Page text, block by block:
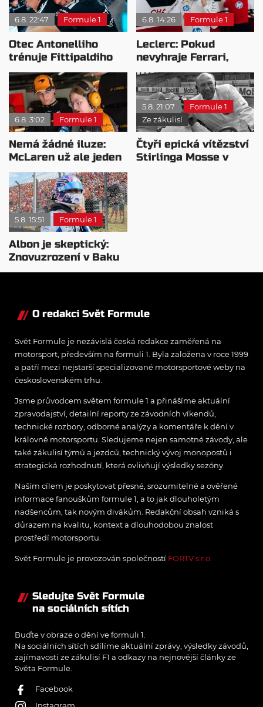
6.8. 22:47 Formule 1
Otec Antonelliho
trénuje Fittipaldiho
syna: Brazilec
vychvaluje lídra
6.8. 14:26 Formule 1
Leclerc: Pokud
nevyhraje Ferrari,
přeji titul
Antonellimu
6.8. 3:02 Formule 1
Nemá žádné iluze:
McLaren už ale jeden
návrat ze dna dokázal
5.8. 21:07
Formule 1
Ze zákulisí
Čtyři epická vítězství
Stirlinga Mosse v
5.8. 15:51 Formule 1
Albon je skeptický:
Znovuzrození v Baku
nepovažuje za reálne
O redakci Svět Formule
Svět Formule je nezávislá česká redakce zaměřená na
motorsport, především na formuli 1. Byla založena v roce 1999
a patří mezi nejstarší specializované motorsportové weby na
československém trhu.
Jsme průvodcem světem formule 1 a přinášíme aktuální
zpravodajství, detailní reporty ze závodních víkendů,
technické rozbory, odborné analýzy a komentáře k dění v
královně motorsportu. Sledujeme nejen samotné závody, ale
také zákulisí týmů a jezdců, technický vývoj monopostů i
strategická rozhodnutí, která ovlivňují výsledky sezóny.
Naším cílem je poskytovat přesné, srozumitelné a ověřené
informace fanouškům formule 1, a to jak dlouholetým
nadšencům, tak novým divákům. Redakční obsah vzniká s
důrazem na kvalitu, kontext a dlouhodobou znalost
prostředí motorsportu.
Svět Formule je provozován společností FORTV s.r.o.
Sledujte Svět Formule
na sociálních sítích
Buďte v obraze o dění ve formuli 1.
Na sociálních sítích sdílíme aktuální zprávy, výsledky závodů,
zajímavosti ze zákulisí F1 a odkazy na nejnovější články ze
Světa Formule.
Facebook